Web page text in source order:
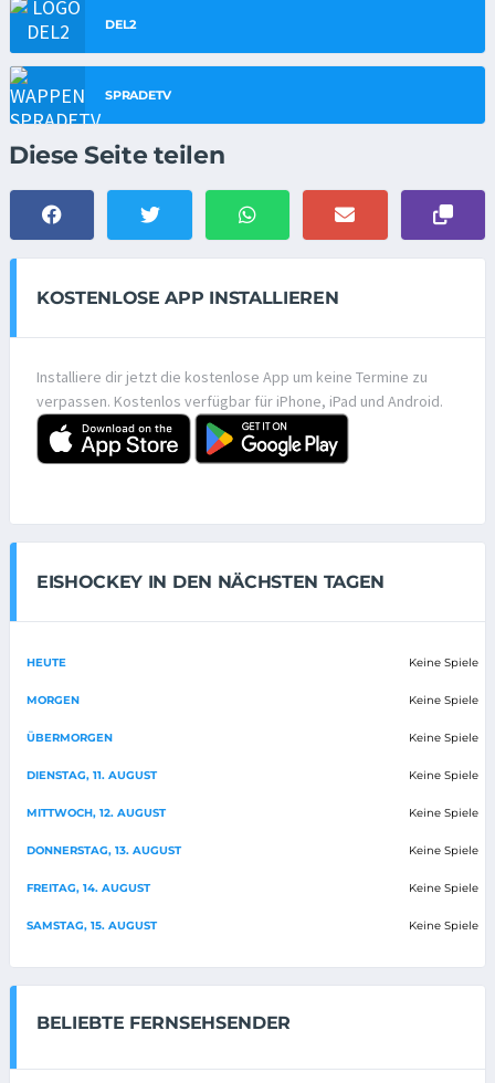
DEL2
SPRADETV
Diese Seite teilen
KOSTENLOSE APP INSTALLIEREN
Installiere dir jetzt die kostenlose App um keine Termine zu
verpassen. Kostenlos verfügbar für iPhone, iPad und Android.
EISHOCKEY IN DEN NÄCHSTEN TAGEN
HEUTE Keine Spiele
MORGEN Keine Spiele
ÜBERMORGEN Keine Spiele
DIENSTAG, 11. AUGUST Keine Spiele
MITTWOCH, 12. AUGUST Keine Spiele
DONNERSTAG, 13. AUGUST Keine Spiele
FREITAG, 14. AUGUST Keine Spiele
SAMSTAG, 15. AUGUST Keine Spiele
BELIEBTE FERNSEHSENDER